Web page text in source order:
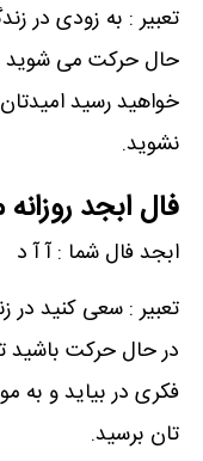
تعبیر : به زودی در
حال حرکت می شوید
خواهید رسید
نشوید.
فال ابجد
ابجد فال شما : آ آ د
تعبیر : سعی کنید
در حال حرکت باشید
فکری در بیاید و به
تان برسید.